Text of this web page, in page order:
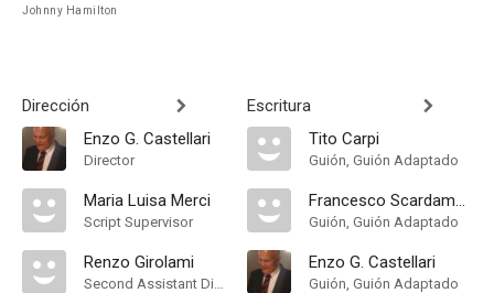
Johnny Hamilton
Dirección
Enzo G. Castellari
Director
Maria Luisa Merci
Script Supervisor
Renzo Girolami
Second Assistant Director
Escritura
Tito Carpi
Guión, Guión Adaptado
Francesco Scardamaglia
Guión, Guión Adaptado
Enzo G. Castellari
Guión, Guión Adaptado